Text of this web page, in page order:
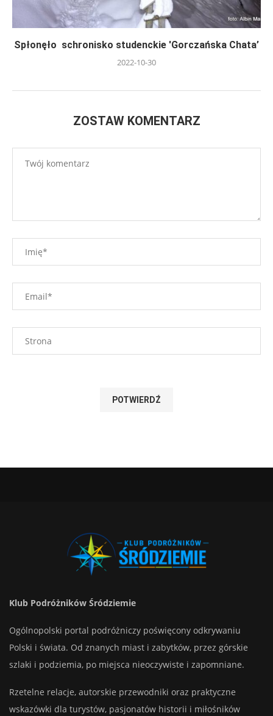
Spłonęło schronisko studenckie 'Gorczańska Chata’
2022-10-30
ZOSTAW KOMENTARZ
Klub Podróżników Śródziemie
Ogólnopolski portal podróżniczy poświęcony odkrywaniu
Polski i świata. Od znanych miast i zabytków, przez górskie
szlaki i podziemia, po miejsca nieoczywiste i zapomniane.
Rzetelne relacje, autorskie przewodniki oraz praktyczne
wskazówki dla turystów, pasjonatów historii i miłośników